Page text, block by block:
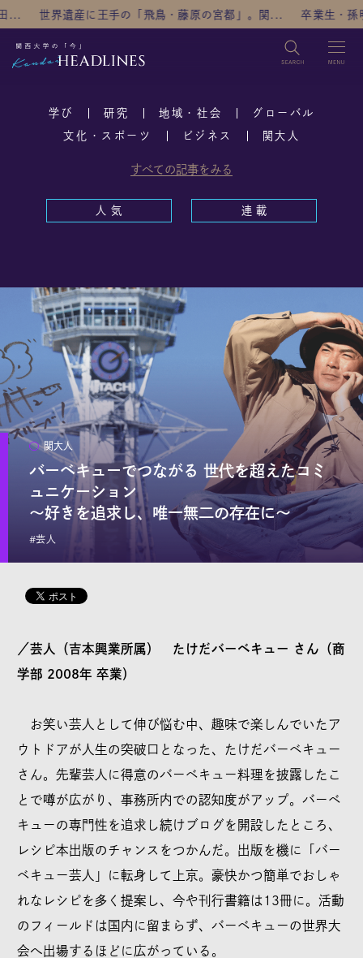
王手の「飛鳥・藤原の宮都」。関... 卒業生・孫明雅監督の長編
検索
TOP
研究 グローバル
人気
連載
リクエスト
本サイトで記事として取り上げてほしい題材を、編集部へ
リクエストすることができます。
日常の素朴な疑問から、「専門家の意見を聞きたい」「関
大の○○な情報をもっと知りたい」といった要望を、どなた
でもご自由にご投稿ください。
※全てのリクエストにお応えすることはできません
学び 研究 地域・社会 グローバル
文化・スポーツ ビジネス 関大人
すべての記事をみる
人 気 連 載
バーベキューでつながる 世代を超えたコミ
ュニケーション
～好きを追求し、唯一無二の存在に～
関大人
#芸人
／芸人（吉本興業所属） たけだバーベキュー さん（商
学部 2008年 卒業）
お笑い芸人として伸び悩む中、趣味で楽しんでいたア
ウトドアが人生の突破口となった、たけだバーベキュー
さん。先輩芸人に得意のバーベキュー料理を披露したこ
とで噂が広がり、事務所内での認知度がアップ。バーベ
キューの専門性を追求し続けブログを開設したところ、
レシピ本出版のチャンスをつかんだ。出版を機に「バー
ベキュー芸人」に転身して上京。豪快かつ簡単でおしゃ
れなレシピを多く提案し、今や刊行書籍は13冊に。活動
のフィールドは国内に留まらず、バーベキューの世界大
会へ出場するほどに広がっている。